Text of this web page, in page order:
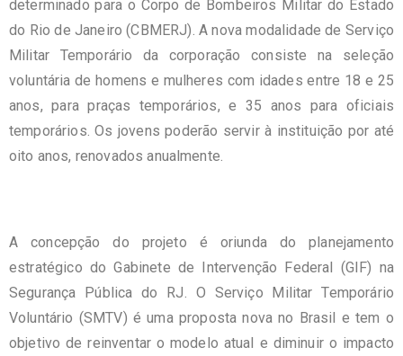
determinado para o Corpo de Bombeiros Militar do Estado
do Rio de Janeiro (CBMERJ). A nova modalidade de Serviço
Militar Temporário da corporação consiste na seleção
voluntária de homens e mulheres com idades entre 18 e 25
anos, para praças temporários, e 35 anos para oficiais
temporários. Os jovens poderão servir à instituição por até
oito anos, renovados anualmente.
A concepção do projeto é oriunda do planejamento
estratégico do Gabinete de Intervenção Federal (GIF) na
Segurança Pública do RJ. O Serviço Militar Temporário
Voluntário (SMTV) é uma proposta nova no Brasil e tem o
objetivo de reinventar o modelo atual e diminuir o impacto